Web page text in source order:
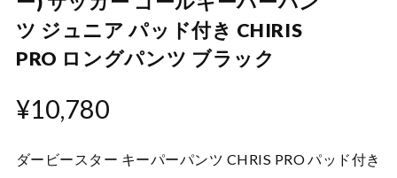
ツ ジュニア パッド付き CHIRIS
PRO ロングパンツ ブラック
¥10,780
ダービースター キーパーパンツ CHRIS PRO パッド付き